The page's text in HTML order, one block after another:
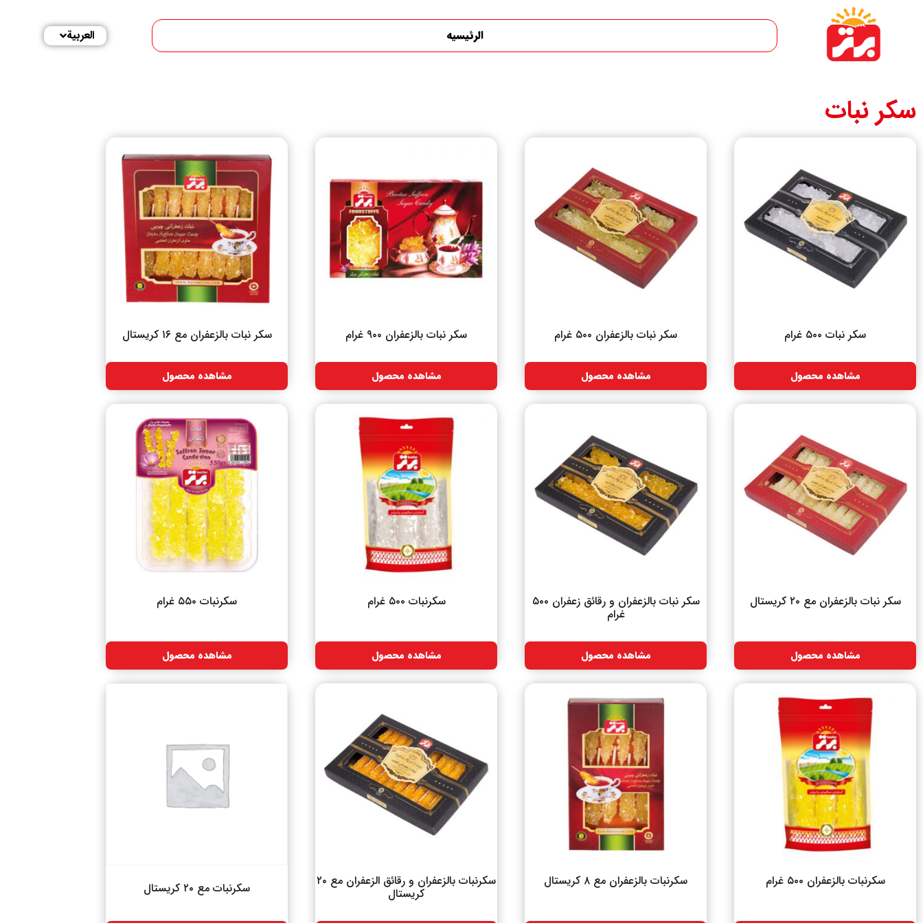
الرئیسیه العربية
English
سکر نبات
سکر نبات ۵۰۰ غرام
مشاهده محصول
سکر نبات بالزعفران ۵۰۰ غرام
مشاهده محصول
سکر نبات بالزعفران ۹۰۰ غرام
مشاهده محصول
سکر نبات بالزعفران مع ۱۶ کریستال
مشاهده محصول
سکر نبات بالزعفران مع ۲۰ کریستال
مشاهده محصول
سکر نبات بالزعفران و رقائق زعفران ۵۰۰
غرام
مشاهده محصول
سکرنبات ۵۰۰ غرام
مشاهده محصول
سکرنبات ۵۵۰ غرام
مشاهده محصول
سکرنبات بالزعفران ۵۰۰ غرام سکرنبات بالزعفران مع ۸ کریستال سکرنبات بالزعفران و رقائق الزعفران مع ۲۰
کریستال سکرنبات مع ۲۰ کریستال